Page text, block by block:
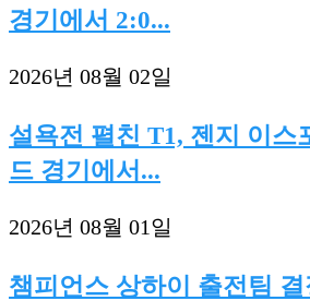
경기에서 2:0...
2026년 08월 02일
설욕전 펼친 T1, 젠지 이스
드 경기에서...
2026년 08월 01일
챔피언스 상하이 출전팀 결